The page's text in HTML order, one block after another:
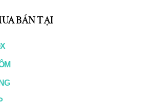
chêm lót khe hở trong máy gần như
cho các công việc cần chống ăn mòn
máy nhiệt điện, nhà máy điện hạt
hóa dầu như c
lắp máy mới, sửa chữa bảo dưỡng
BÁN TẠI